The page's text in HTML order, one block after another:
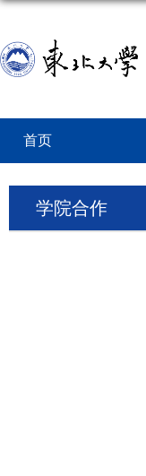
首页
学院合作